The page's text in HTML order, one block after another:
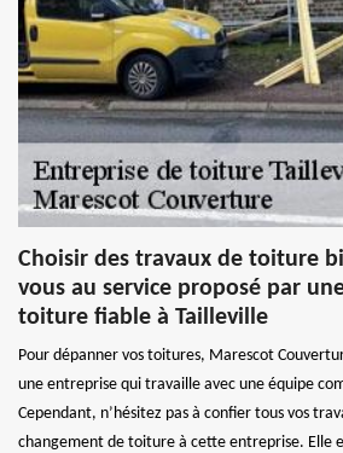
Choisir des travaux de toiture
vous au service proposé par
toiture fiable à Tailleville
Pour dépanner vos toitures, Marescot
une entreprise qui travaille avec une équipe
Cependant, n’hésitez pas à confier tous vos
changement de toiture à cette entreprise. Elle